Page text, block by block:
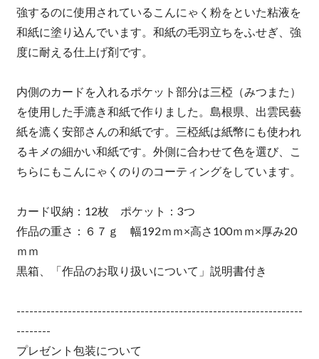
強するのに使用されているこんにゃく粉をといた粘液を
和紙に塗り込んでいます。和紙の毛羽立ちをふせぎ、強
度に耐える仕上げ剤です。
内側のカードを入れるポケット部分は三椏（みつまた）
を使用した手漉き和紙で作りました。島根県、出雲民藝
紙を漉く安部さんの和紙です。三椏紙は紙幣にも使われ
るキメの細かい和紙です。外側に合わせて色を選び、こ
ちらにもこんにゃくのりのコーティングをしています。
カード収納：12枚 ポケット：3つ
作品の重さ：６７ｇ 幅192ｍｍ×高さ100ｍｍ×厚み20
ｍｍ
黒箱、「作品のお取り扱いについて」説明書付き
-------------------------------------------------------------------
--------
プレゼント包装について